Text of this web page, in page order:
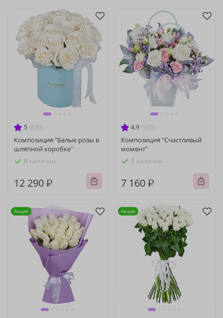
5 (630)
Композиция "Белые розы в
шляпной коробке"
В наличии
12 290 ₽
4.9 (505)
Композиция "Счастливый
момент"
В наличии
7 160 ₽
Акция Акция